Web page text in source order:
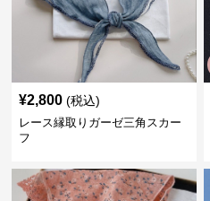
¥2,800 (税込)
レース縁取りガーゼ三角スカー
フ